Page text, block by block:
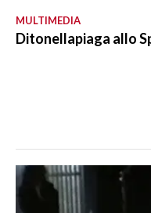
MULTIMEDIA
Ditonellapiaga allo